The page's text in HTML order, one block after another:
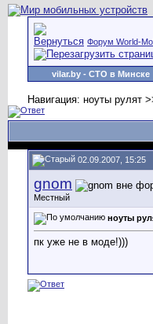
Форум World-
vilar.by - СТО в Минске
Навигация: ноуты рулят
02.09.2007, 15:25
gnom
Местный
ноуты
пк уже не в моде!)))